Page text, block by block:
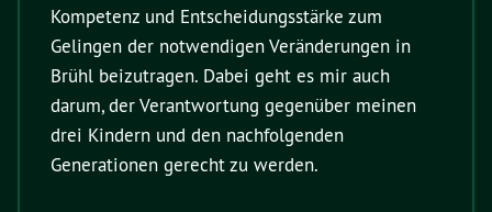
Kompetenz und Entscheidungsstärke zum
Gelingen der notwendigen Veränderungen in
Brühl beizutragen. Dabei geht es mir auch
darum, der Verantwortung gegenüber meinen
drei Kindern und den nachfolgenden
Generationen gerecht zu werden.